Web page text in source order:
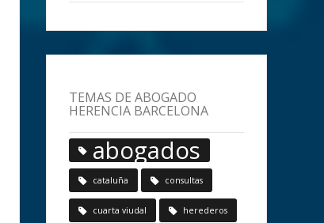
TEMAS DE ABOGADO
HERENCIA BARCELONA
abogados
cataluña consultas
cuarta viudal herederos